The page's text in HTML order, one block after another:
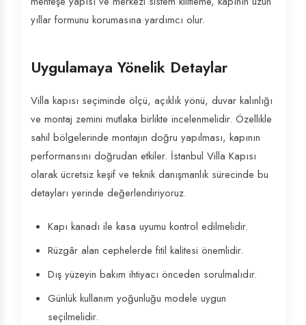
yıllar formunu korumasına yardımcı olur.
Uygulamaya Yönelik Detaylar
Villa kapısı seçiminde ölçü, açıklık yönü, duvar kalınlığı
ve montaj zemini mutlaka birlikte incelenmelidir. Özellikle
sahil bölgelerinde montajın doğru yapılması, kapının
performansını doğrudan etkiler. İstanbul Villa Kapısı
olarak ücretsiz keşif ve teknik danışmanlık sürecinde bu
detayları yerinde değerlendiriyoruz.
Kapı kanadı ile kasa uyumu kontrol edilmelidir.
Rüzgâr alan cephelerde fitil kalitesi önemlidir.
Dış yüzeyin bakım ihtiyacı önceden sorulmalıdır.
Günlük kullanım yoğunluğu modele uygun
seçilmelidir.